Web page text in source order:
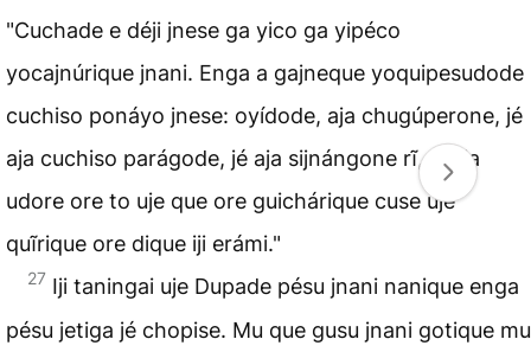
"Cuchade e déji jnese ga yico ga yipéco
yocajnúrique jnani. Enga a gajneque yoquipesudode
cuchiso ponáyo jnese: oyídode, aja chugúperone, jé
aja cuchiso parágode, jé aja sijnángone rĩ, jé aja
udore ore to uje que ore guichárique cuse uje
quĩrique ore dique iji erámi."
27 Iji taningai uje Dupade pésu jnani nanique enga
pésu jetiga jé chopise. Mu que gusu jnani gotique mu